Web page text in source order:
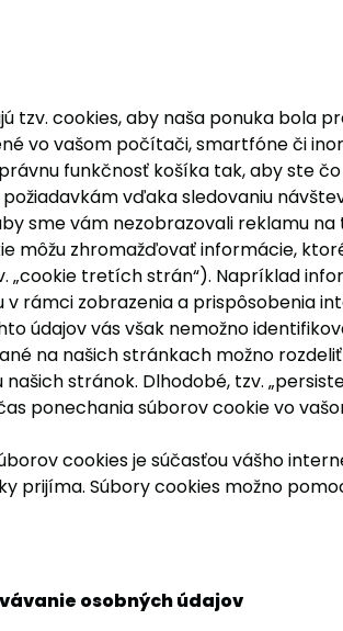
tzv. cookies, aby naša ponuka bola
vo vašom počítači, smartfóne či
funkčnosť košíka tak, aby ste
vďaka sledovaniu
sme vám nezobrazovali reklamu
môžu zhromažďovať informácie,
„cookie tretích strán“). Napríklad
v rámci zobrazenia a prispôsobenia
údajov vás však nemožno
na našich stránkach možno
stránok. Dlhodobé, tzv.
ponechania súborov cookie vo
cookies je súčasťou vášho
prijíma. Súbory cookies možno
osobných údajov